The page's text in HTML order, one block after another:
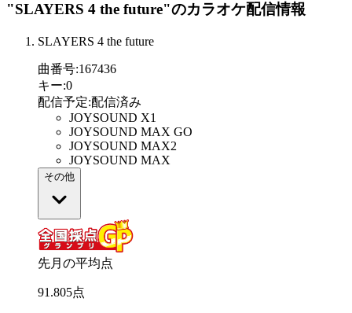
"SLAYERS 4 the future"のカラオケ配信情報
SLAYERS 4 the future
曲番号:167436
キー:0
配信予定:配信済み
JOYSOUND X1
JOYSOUND MAX GO
JOYSOUND MAX2
JOYSOUND MAX
その他
先月の平均点
91 .805点